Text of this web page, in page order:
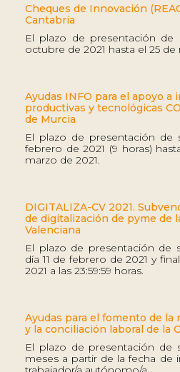
Cheques de Innovación
Cantabria
El plazo de presentación de
octubre de 2021 hasta el 25 de
Ayudas INFO para el apoyo a
productivas y tecnológicas
de Murcia
El plazo de presentación de
febrero de 2021 (9 horas)
marzo de 2021.
DIGITALIZA-CV 2021.
de digitalización de pyme de
Valenciana
El plazo de presentación de
día 11 de febrero de 2021 y
2021 a las 23:59:59 horas.
Ayudas para el fomento de la
y la conciliación laboral de la
El plazo de presentación de
meses a partir de la fecha de